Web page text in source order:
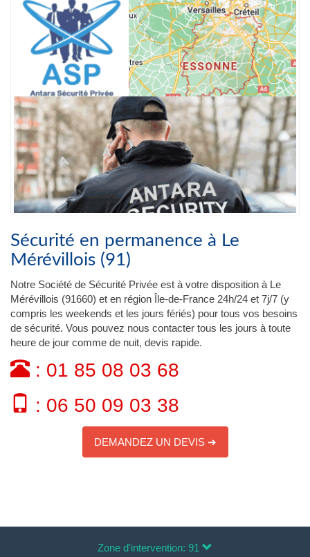
Sécurité en permanence à Le
Mérévillois (91)
Notre Société de Sécurité Privée est à votre disposition à Le
Mérévillois (91660) et en région Île-de-France 24h/24 et 7j/7 (y
compris les weekends et les jours fériés) pour tous vos besoins
de sécurité. Vous pouvez nous contacter tous les jours à toute
heure de jour comme de nuit, devis rapide.
: 01 85 08 03 68
: 06 50 09 03 38
DEMANDEZ UN DEVIS ➔
Zone d'intervention: 91